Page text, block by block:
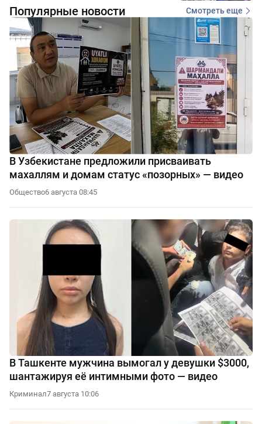
Популярные новости Смотреть еще
В Узбекистане предложили присваивать
махаллям и домам статус «позорных» — видео
Общество6 августа 08:45
В Ташкенте мужчина вымогал у девушки $3000,
шантажируя её интимными фото — видео
Криминал7 августа 10:06